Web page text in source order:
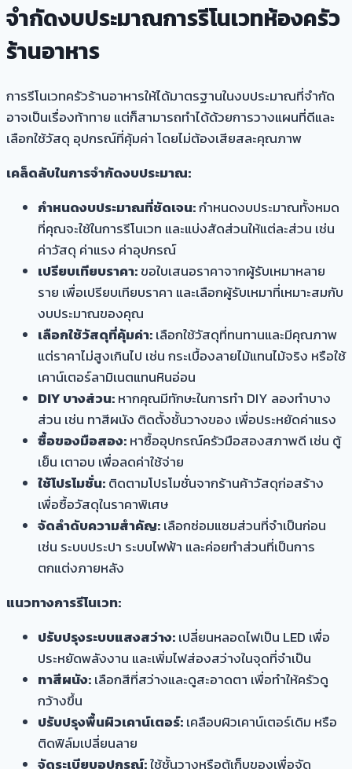
จำกัดงบประมาณการรีโนเวทห้องครัว
ร้านอาหาร
การรีโนเวทครัวร้านอาหารให้ได้มาตรฐานในงบประมาณที่จำกัด
อาจเป็นเรื่องท้าทาย แต่ก็สามารถทำได้ด้วยการวางแผนที่ดีและ
เลือกใช้วัสดุ อุปกรณ์ที่คุ้มค่า โดยไม่ต้องเสียสละคุณภาพ
เคล็ดลับในการจำกัดงบประมาณ:
กำหนดงบประมาณที่ชัดเจน:กำหนดงบประมาณทั้งหมด
ที่คุณจะใช้ในการรีโนเวท และแบ่งสัดส่วนให้แต่ละส่วน เช่น
ค่าวัสดุ ค่าแรง ค่าอุปกรณ์
เปรียบเทียบราคา:ขอใบเสนอราคาจากผู้รับเหมาหลาย
ราย เพื่อเปรียบเทียบราคา และเลือกผู้รับเหมาที่เหมาะสมกับ
งบประมาณของคุณ
เลือกใช้วัสดุที่คุ้มค่า:เลือกใช้วัสดุที่ทนทานและมีคุณภาพ
แต่ราคาไม่สูงเกินไป เช่น กระเบื้องลายไม้แทนไม้จริง หรือใช้
เคาน์เตอร์ลามิเนตแทนหินอ่อน
DIY บางส่วน:หากคุณมีทักษะในการทำ DIY ลองทำบาง
ส่วน เช่น ทาสีผนัง ติดตั้งชั้นวางของ เพื่อประหยัดค่าแรง
ซื้อของมือสอง:หาซื้ออุปกรณ์ครัวมือสองสภาพดี เช่น ตู้
เย็น เตาอบ เพื่อลดค่าใช้จ่าย
ใช้โปรโมชั่น:ติดตามโปรโมชั่นจากร้านค้าวัสดุก่อสร้าง
เพื่อซื้อวัสดุในราคาพิเศษ
จัดลำดับความสำคัญ:เลือกซ่อมแซมส่วนที่จำเป็นก่อน
เช่น ระบบประปา ระบบไฟฟ้า และค่อยทำส่วนที่เป็นการ
ตกแต่งภายหลัง
แนวทางการรีโนเวท:
ปรับปรุงระบบแสงสว่าง:เปลี่ยนหลอดไฟเป็น LED เพื่อ
ประหยัดพลังงาน และเพิ่มไฟส่องสว่างในจุดที่จำเป็น
ทาสีผนัง:เลือกสีที่สว่างและดูสะอาดตา เพื่อทำให้ครัวดู
กว้างขึ้น
ปรับปรุงพื้นผิวเคาน์เตอร์:เคลือบผิวเคาน์เตอร์เดิม หรือ
ติดฟิล์มเปลี่ยนลาย
จัดระเบียบอุปกรณ์:ใช้ชั้นวางหรือตู้เก็บของเพื่อจัด